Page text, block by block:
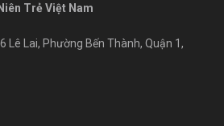
Trẻ Việt Nam
Lê Lai, Phường Bến Thành, Quận 1,